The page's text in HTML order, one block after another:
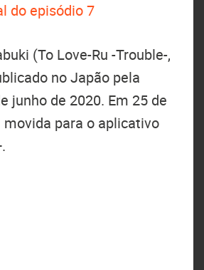
do episódio 7
(To Love-Ru -Trouble-,
no Japão pela
junho de 2020. Em 25 de
movida para o aplicativo